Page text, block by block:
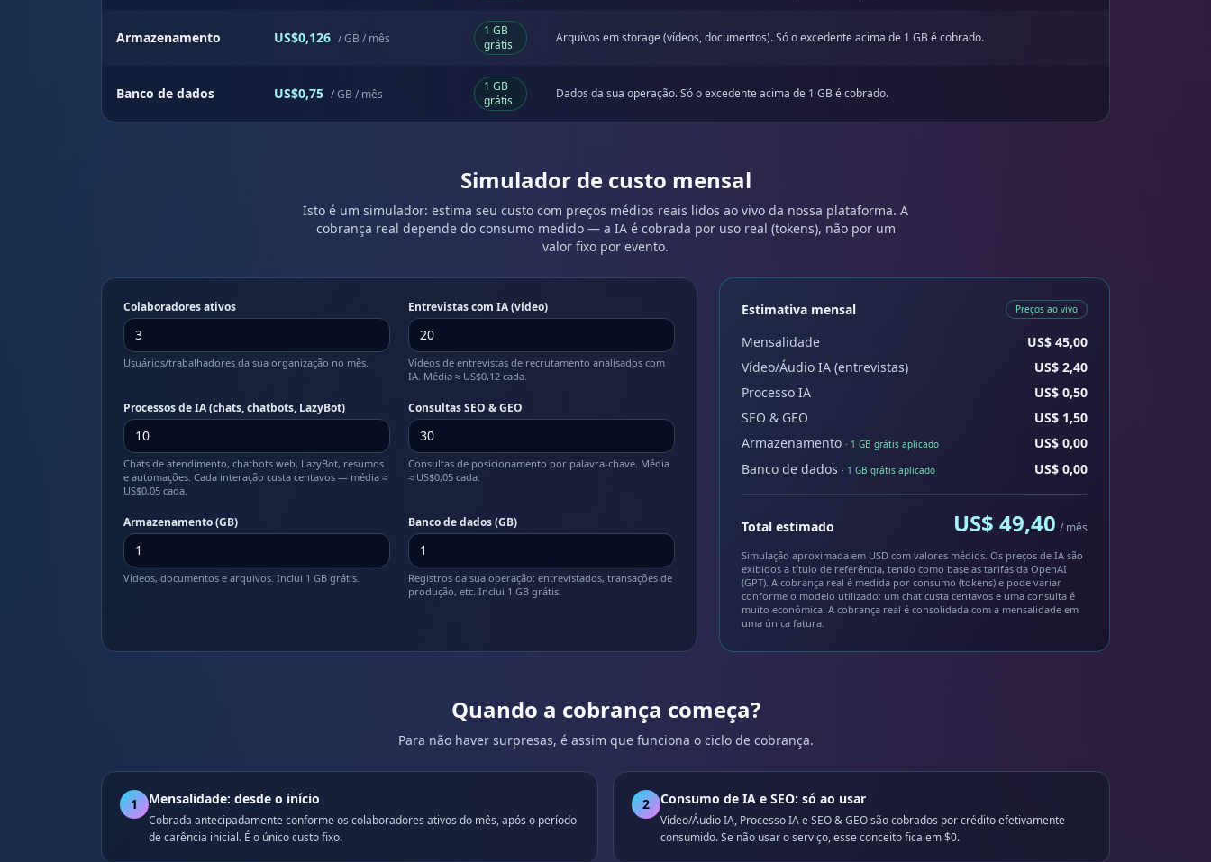
Armazenamento US$0,126 / GB / mês
1 GB
grátis
Arquivos em storage (vídeos, documentos). Só o excedente acima de 1 GB é cobrado.
Banco de dados US$0,75 / GB / mês
1 GB
grátis
Dados da sua operação. Só o excedente acima de 1 GB é cobrado.
Simulador de custo mensal
Isto é um simulador: estima seu custo com preços médios reais lidos ao vivo da nossa plataforma. A
cobrança real depende do consumo medido — a IA é cobrada por uso real (tokens), não por um
valor fixo por evento.
Colaboradores ativos
Usuários/trabalhadores da sua organização no mês.
Entrevistas com IA (vídeo)
Vídeos de entrevistas de recrutamento analisados com
IA. Média ≈ US$0,12 cada.
Processos de IA (chats, chatbots, LazyBot)
Chats de atendimento, chatbots web, LazyBot, resumos
e automações. Cada interação custa centavos — média ≈
US$0,05 cada.
Consultas SEO & GEO
Consultas de posicionamento por palavra-chave. Média
≈ US$0,05 cada.
Armazenamento (GB)
Vídeos, documentos e arquivos. Inclui 1 GB grátis.
Banco de dados (GB)
Registros da sua operação: entrevistados, transações de
produção, etc. Inclui 1 GB grátis.
Estimativa mensal Preços ao vivo
Mensalidade
US$ 45,00
Vídeo/Áudio IA (entrevistas)
US$ 2,40
Processo IA
US$ 0,50
SEO & GEO
US$ 1,50
Armazenamento · 1 GB grátis aplicado
US$ 0,00
Banco de dados · 1 GB grátis aplicado US$ 0,00
Total estimado US$ 49,40 / mês
Simulação aproximada em USD com valores médios. Os preços de IA são
exibidos a título de referência, tendo como base as tarifas da OpenAI
(GPT). A cobrança real é medida por consumo (tokens) e pode variar
conforme o modelo utilizado: um chat custa centavos e uma consulta é
muito econômica. A cobrança real é consolidada com a mensalidade em
uma única fatura.
Quando a cobrança começa?
Para não haver surpresas, é assim que funciona o ciclo de cobrança.
1 Mensalidade: desde o início
Cobrada antecipadamente conforme os colaboradores ativos do mês, após o período
de carência inicial. É o único custo fixo.
2 Consumo de IA e SEO: só ao usar
Vídeo/Áudio IA, Processo IA e SEO & GEO são cobrados por crédito efetivamente
consumido. Se não usar o serviço, esse conceito fica em $0.